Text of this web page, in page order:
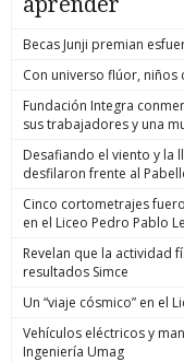
Becas Junji premian
Con universo flúor,
Fundación Integra
sus trabajadores y una
Desafiando el viento y la
desfilaron frente al
Cinco cortometrajes
en el Liceo Pedro Pablo
Revelan que la actividad
resultados Simce
Un “viaje cósmico” en el
Vehículos eléctricos y
Ingeniería Umag